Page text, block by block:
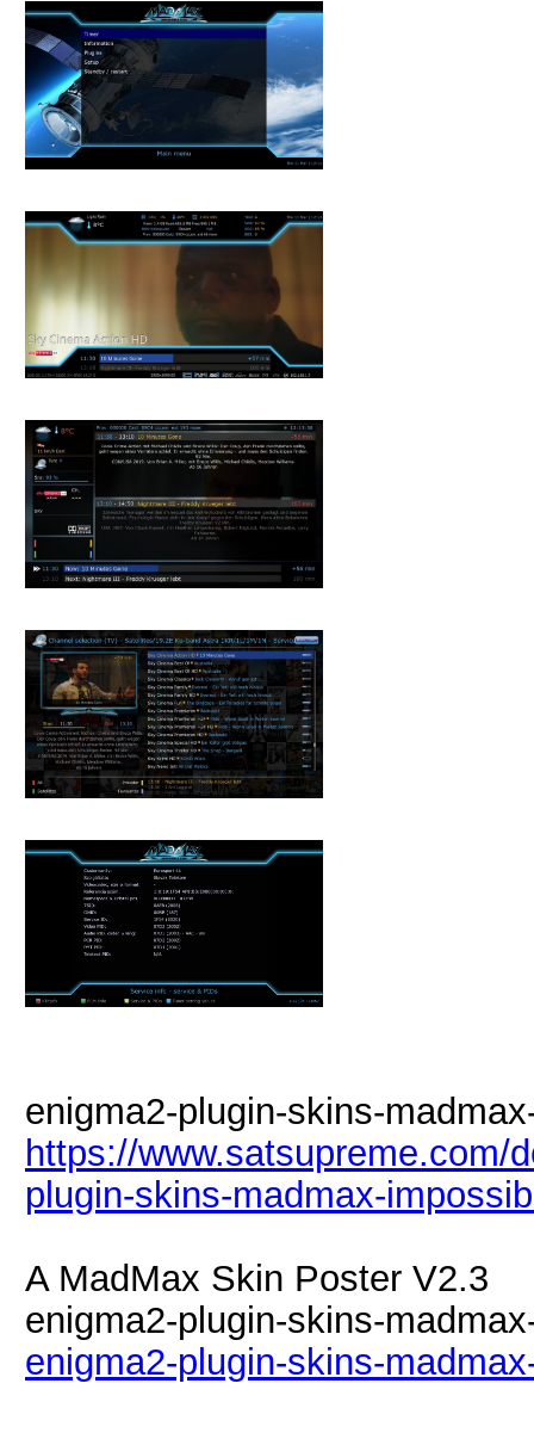
enigma2-plugin-skins-
https://www.satsupreme.com/
plugin-skins-madmax-
A MadMax Skin Poster V2.3
enigma2-plugin-skins-
enigma2-plugin-skins-